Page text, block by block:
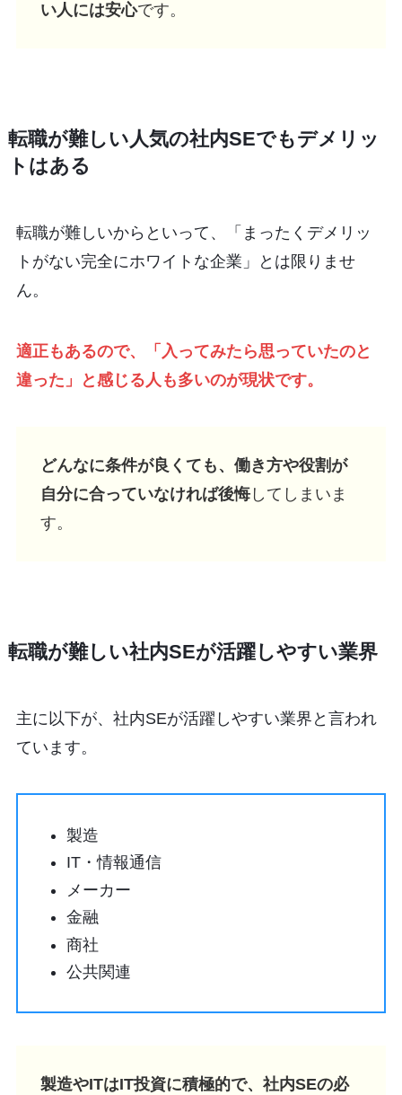
い人には安心です。
転職が難しい人気の社内SEでもデメリッ
トはある
転職が難しいからといって、「まったくデメリッ
トがない完全にホワイトな企業」とは限りませ
ん。
適正もあるので、「入ってみたら思っていたのと
違った」と感じる人も多いのが現状です。
どんなに条件が良くても、働き方や役割が
自分に合っていなければ後悔してしまいま
す。
転職が難しい社内SEが活躍しやすい業界
主に以下が、社内SEが活躍しやすい業界と言われ
ています。
製造
IT・情報通信
メーカー
金融
商社
公共関連
製造やITはIT投資に積極的で、社内SEの必